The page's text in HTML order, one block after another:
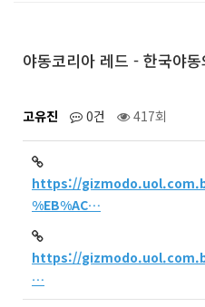
야동코리아 레드 - 한국야
고유진 0건 417회
https://gizmodo.uol.com.br/
%EB%AC…
https://gizmodo.uol.com.br/
…